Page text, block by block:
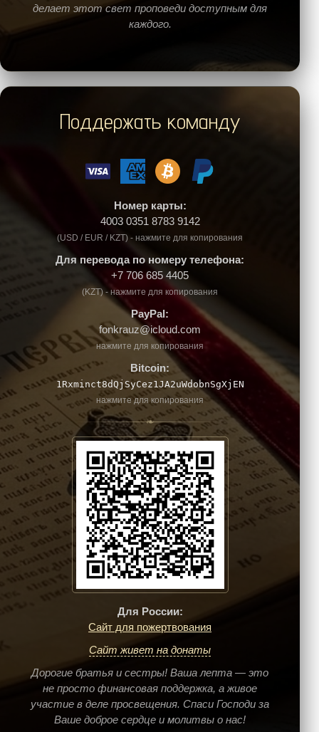
делает этот свет проповеди доступным для
каждого.
Поддержать команду
Номер карты:
4003 0351 8783 9142
(USD / EUR / KZT) - нажмите для копирования
Для перевода по номеру телефона:
+7 706 685 4405
(KZT) - нажмите для копирования
PayPal:
fonkrauz@icloud.com
нажмите для копирования
Bitcoin:
1Rxminct8dQjSyCez1JA2uWdobnSgXjEN
нажмите для копирования
❧
Для России:
Сайт для пожертвования
Сайт живет на донаты
Дорогие братья и сестры! Ваша лепта — это
не просто финансовая поддержка, а живое
участие в деле просвещения. Спаси Господи за
Ваше доброе сердце и молитвы о нас!